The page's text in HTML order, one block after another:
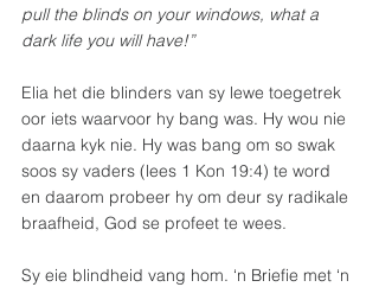
pull the blinds on your windows, what a
dark life you will have!”
Elia het die blinders van sy lewe toegetrek
oor iets waarvoor hy bang was. Hy wou nie
daarna kyk nie. Hy was bang om so swak
soos sy vaders (lees 1 Kon 19:4) te word
en daarom probeer hy om deur sy radikale
braafheid, God se profeet te wees.
Sy eie blindheid vang hom. ‘n Briefie met ‘n